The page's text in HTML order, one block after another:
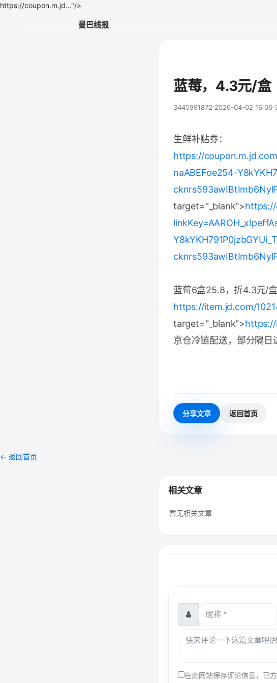
https://coupon.m.jd…"/>
曼巴线报
蓝莓，4.3元/盒
3445991872 2026-04-02 16:06
生鲜补贴券：
https://
naABEFoe254-
target="_blank">https://
蓝莓6盒25.8，折4.3元/盒
https://item.jd.com/
target="_blank">
京仓冷链配送，部分隔日
分享文章 返回首页
← 返回首页
相关文章
暂无相关文章
在此网站保存评论信息，已方